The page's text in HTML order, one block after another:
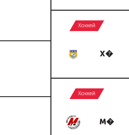
Хоккей
Х�
Хоккей
М�